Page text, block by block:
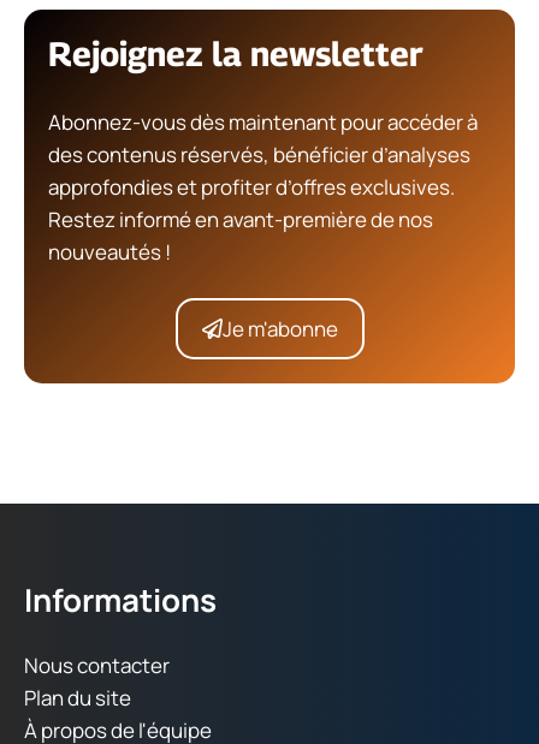
Rejoignez la newsletter
Abonnez-vous dès maintenant pour accéder à
des contenus réservés, bénéficier d’analyses
approfondies et profiter d’offres exclusives.
Restez informé en avant-première de nos
nouveautés !
Je m'abonne
Informations
Nous contacter
Plan du site
À propos de l'équipe